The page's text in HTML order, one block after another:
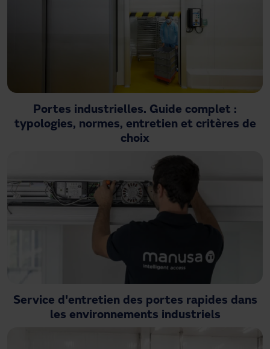
Portes industrielles. Guide complet :
typologies, normes, entretien et critères de
choix
Service d'entretien des portes rapides dans
les environnements industriels